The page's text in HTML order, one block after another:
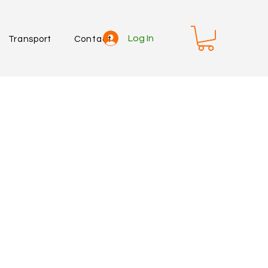
Transport Contact Log In